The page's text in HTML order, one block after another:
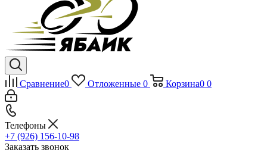
Сравнение0 Отложенные 0 Корзина0 0
Телефоны
+7 (926) 156-10-98
Заказать звонок